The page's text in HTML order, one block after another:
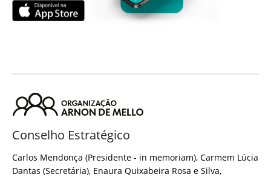
Conselho Estratégico
Carlos Mendonça (Presidente - in memoriam), Carmem Lúcia
Dantas (Secretária), Enaura Quixabeira Rosa e Silva,